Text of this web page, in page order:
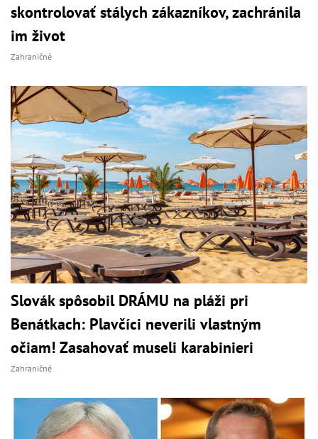
skontrolovať stálych zákazníkov, zachránila
im život
Zahraničné
Slovák spôsobil DRÁMU na pláži pri
Benátkach: Plavčíci neverili vlastným
očiam! Zasahovať museli karabinieri
Zahraničné